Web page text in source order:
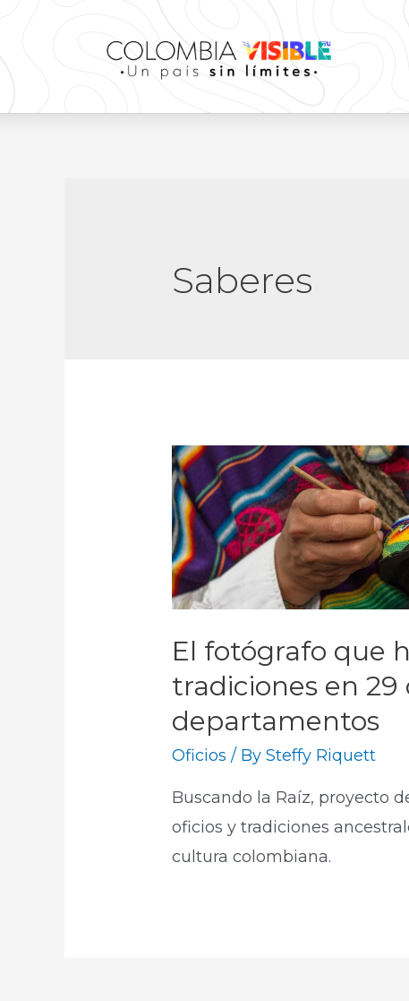
Saberes
El fotógrafo que
tradiciones en 29
departamentos
Oficios / BySteffy Riquett
Buscando la Raíz, proyecto
oficios y tradiciones
cultura colombiana.